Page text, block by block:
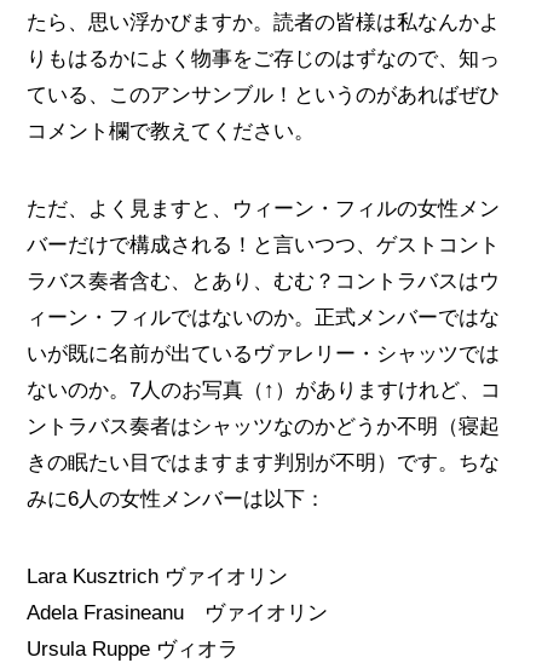
たら、思い浮かびますか。読者の皆様は私なんかよ
りもはるかによく物事をご存じのはずなので、知っ
ている、このアンサンブル！というのがあればぜひ
コメント欄で教えてください。
ただ、よく見ますと、ウィーン・フィルの女性メン
バーだけで構成される！と言いつつ、ゲストコント
ラバス奏者含む、とあり、むむ？コントラバスはウ
ィーン・フィルではないのか。正式メンバーではな
いが既に名前が出ているヴァレリー・シャッツでは
ないのか。7人のお写真（↑）がありますけれど、コ
ントラバス奏者はシャッツなのかどうか不明（寝起
きの眠たい目ではますます判別が不明）です。ちな
みに6人の女性メンバーは以下：
Lara Kusztrich ヴァイオリン
Adela Frasineanu ヴァイオリン
Ursula Ruppe ヴィオラ